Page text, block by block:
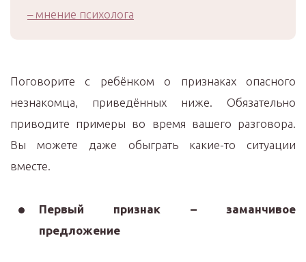
– мнение психолога
Поговорите с ребёнком о признаках опасного
незнакомца, приведённых ниже. Обязательно
приводите примеры во время вашего разговора.
Вы можете даже обыграть какие-то ситуации
вместе.
Первый признак – заманчивое
предложение